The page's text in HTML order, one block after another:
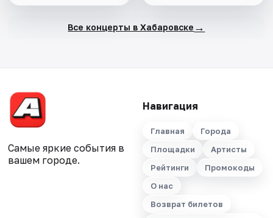
Все концерты в Хабаровске →
Самые яркие события в
вашем городе.
Навигация
Главная
Города
Площадки
Артисты
Рейтинги
Промокоды
О нас
Возврат билетов